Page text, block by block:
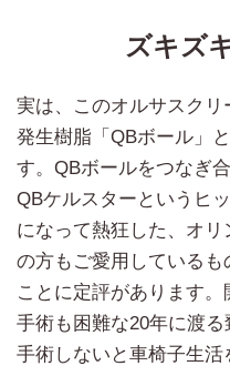
ズキズ
実は、このオルサスク
発生樹脂「QBボール」
す。QBボールをつなぎ
QBケルスターというヒ
になって熱狂した、オ
の方もご愛用している
ことに定評があります。
手術も困難な20年に渡る
手術しないと車椅子生